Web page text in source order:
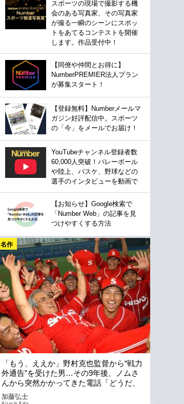
スポーツの現場で撮影する機
会のある写真家、その写真家
が撮る一瞬のシーンにスポッ
トをあてるコンテストを開催
します。作品受付中！
【同僚や仲間とお得に】
NumberPREMIER法人プラン
が募集スタート！
【登録無料】Numberメールマ
ガジン好評配信中。スポーツ
の「今」をメールでお届け！
YouTubeチャンネル登録者数
60,000人突破！バレーボール
や陸上、バスケ、野球などの
選手のインタビューを動画で
【お知らせ】Google検索で
「Number Web」の記事を見
つけやすくする方法
名作
「もう、ええか」野村克也監督から“戦力
外通告”を受けた男…その9年後、ノムさ
んから突然かかってきた電話「どうだ、
高校野球は？」
加藤弘士